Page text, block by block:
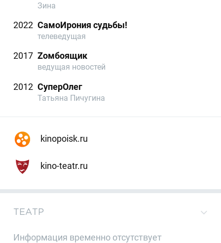
Зина
2022 СамоИрония судьбы!
телеведущая
2017 Zомбоящик
ведущая новостей
2012 СуперОлег
Татьяна Пичугина
kinopoisk.ru
kino-teatr.ru
ТЕАТР
Информация временно отсутствует